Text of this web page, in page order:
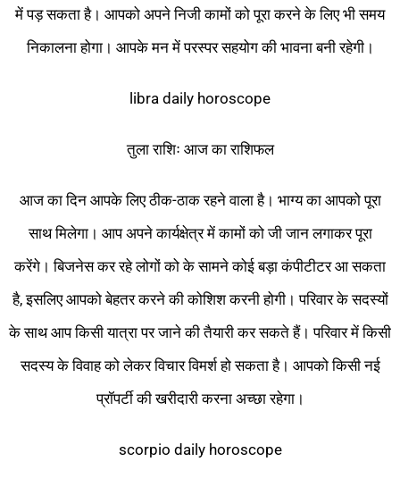
में पड़ सकता है। आपको अपने निजी कामों को पूरा करने के लिए भी समय
निकालना होगा। आपके मन में परस्पर सहयोग की भावना बनी रहेगी।
libra daily horoscope
तुला राशिः आज का राशिफल
आज का दिन आपके लिए ठीक-ठाक रहने वाला है। भाग्य का आपको पूरा
साथ मिलेगा। आप अपने कार्यक्षेत्र में कामों को जी जान लगाकर पूरा
करेंगे। बिजनेस कर रहे लोगों को के सामने कोई बड़ा कंपीटीटर आ सकता
है, इसलिए आपको बेहतर करने की कोशिश करनी होगी। परिवार के सदस्यों
के साथ आप किसी यात्रा पर जाने की तैयारी कर सकते हैं। परिवार में किसी
सदस्य के विवाह को लेकर विचार विमर्श हो सकता है। आपको किसी नई
प्रॉपर्टी की खरीदारी करना अच्छा रहेगा।
scorpio daily horoscope